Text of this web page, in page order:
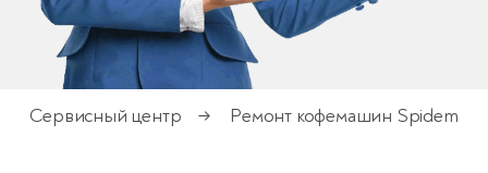
Сервисный центр → Ремонт кофемашин Spidem